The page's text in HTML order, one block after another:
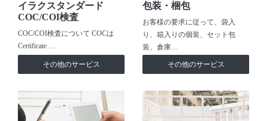
イラクスタンダード
COC/COI検査
COC/COI検査について COCは
Certificate …
その他のサービス
包装・梱包
お客様の要求に従って、袋入
り、箱入りの個装、セット包
装、倉庫…
その他のサービス